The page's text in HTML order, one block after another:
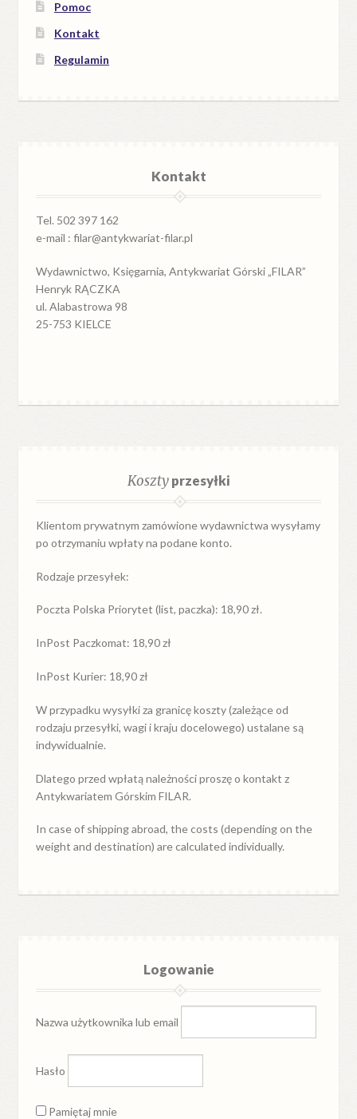
Pomoc
Kontakt
Regulamin
Kontakt
Tel. 502 397 162
e-mail : filar@antykwariat-filar.pl
Wydawnictwo, Księgarnia, Antykwariat Górski „FILAR”
Henryk RĄCZKA
ul. Alabastrowa 98
25-753 KIELCE
Kosztyprzesyłki
Klientom prywatnym zamówione wydawnictwa wysyłamy
po otrzymaniu wpłaty na podane konto.
Rodzaje przesyłek:
Poczta Polska Priorytet (list, paczka): 18,90 zł.
InPost Paczkomat: 18,90 zł
InPost Kurier: 18,90 zł
W przypadkuwysyłkiza granicękoszty (zależące od
rodzaju przesyłki, wagi i kraju docelowego) ustalane są
indywidualnie.
Dlatego przed wpłatą należności proszę o kontakt z
Antykwariatem Górskim FILAR.
In case of shipping abroad, the costs (depending on the
weight and destination) are calculated individually.
Logowanie
Nazwa użytkownika lub email
Hasło
Pamiętaj mnie